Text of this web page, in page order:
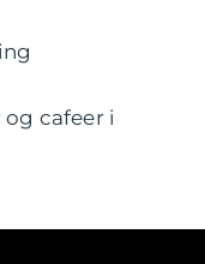
cafeer i